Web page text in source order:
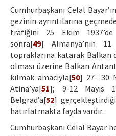
Cumhurbaşkanı Celal
gezinin ayrıntılarına
trafiğini 25 Ekim
sonra[49] Almanya’nın 11
topraklarına katarak Balkan
olması üzerine Balkan
kılmak amacıyla[50] 27- 30
Atina’ya[51]; 9-12 Mayıs
Belgrad’a[52]
hatırlatmakta fayda vardır.
Cumhurbaşkanı Celal Bayar